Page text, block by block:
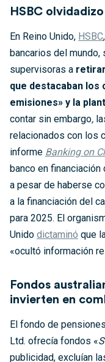
HSBC olvidadizo
En Reino Unido, HSBC
bancarios del
supervisoras a
que destacaban los
emisiones» y la
contar sin embargo,
relacionados con los
informe Banking on
banco en
a pesar de haberse
a la financiación del
para 2025. El
Unido dictaminó que
«ocultó información
Fondos
invierten en
El fondo de
Ltd. ofrecía fondos «
publicidad, excluían